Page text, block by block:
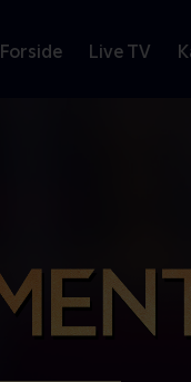
Forside Live TV